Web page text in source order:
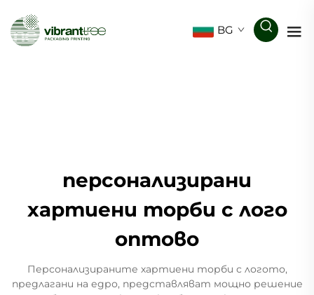
BG
персонализирани
хартиени торби с лого
оптово
Персонализираните хартиени торби с логото,
предлагани на едро, представляват мощно решение